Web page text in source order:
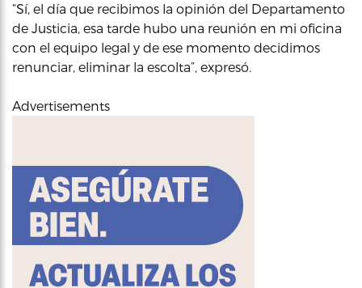
“Sí, el día que recibimos la opinión del Departamento
de Justicia, esa tarde hubo una reunión en mi oficina
con el equipo legal y de ese momento decidimos
renunciar, eliminar la escolta”, expresó.
Advertisements